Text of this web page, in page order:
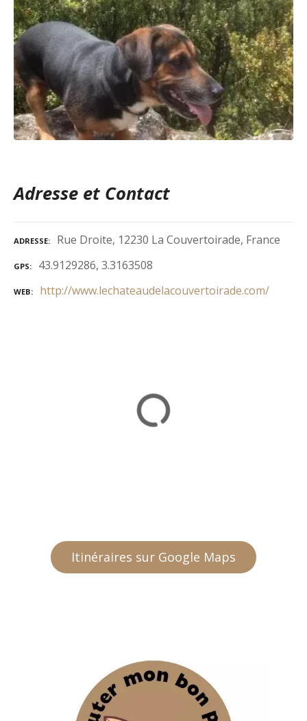
Adresse et Contact
ADRESSE Rue Droite, 12230 La Couvertoirade, France
GPS 43.9129286, 3.3163508
WEB http://www.lechateaudelacouvertoirade.com/
Itinéraires sur Google Maps